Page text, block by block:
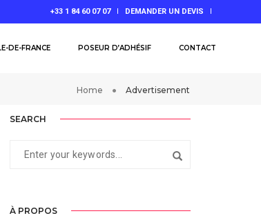
+33 1 84 60 07 07 DEMANDER UN DEVIS
DE-FRANCE POSEUR D’ADHÉSIF CONTACT
Home Advertisement
SEARCH
À PROPOS